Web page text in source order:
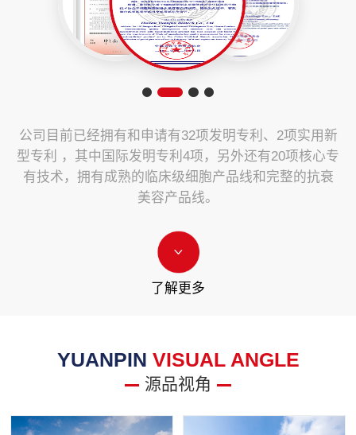
公司目前已经拥有和申请有32项发明专利、2项实用新
型专利 ，其中国际发明专利4项，另外还有20项核心专
有技术，拥有成熟的临床级细胞产品线和完整的抗衰
美容产品线。
了解更多
YUANPIN VISUAL ANGLE
源品视角